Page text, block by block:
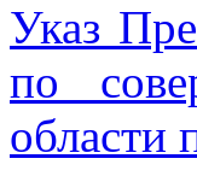
Указ
по
области